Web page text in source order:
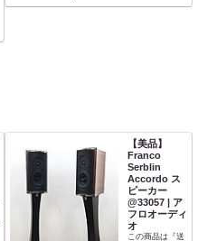
【美品】
Franco
Serblin
Accordo ス
ピーカー
@33057 | ア
フロオーディ
オ
この商品は『送